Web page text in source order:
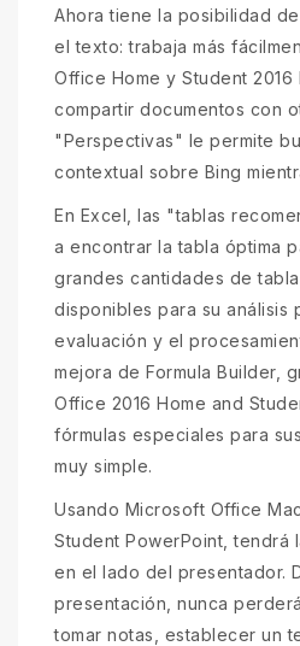
Ahora tiene la posibilidad
el texto: trabaja más
Office Home y Student 2016
compartir documentos con
"Perspectivas" le permite
contextual sobre Bing
En Excel, las "tablas
a encontrar la tabla óptima
grandes cantidades de
disponibles para su análisis
evaluación y el
mejora de Formula Builder,
Office 2016 Home and
fórmulas especiales para
muy simple.
Usando Microsoft Office
Student PowerPoint, tendrá
en el lado del presentador.
presentación, nunca
tomar notas, establecer un